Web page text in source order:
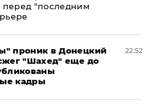
"последним
проник в Донецкий
"Шахед" еще до
кадры
22:52